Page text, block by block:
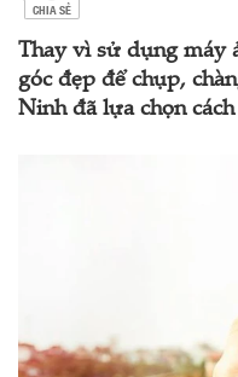
CHIA SẺ
Thay vì sử dụng máy
góc đẹp để chụp,
Ninh đã lựa chọn